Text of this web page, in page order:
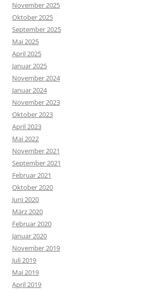
November 2025
Oktober 2025
September 2025
Mai 2025
April 2025
Januar 2025
November 2024
Januar 2024
November 2023
Oktober 2023
April 2023
Mai 2022
November 2021
September 2021
Februar 2021
Oktober 2020
Juni 2020
März 2020
Februar 2020
Januar 2020
November 2019
Juli 2019
Mai 2019
April 2019